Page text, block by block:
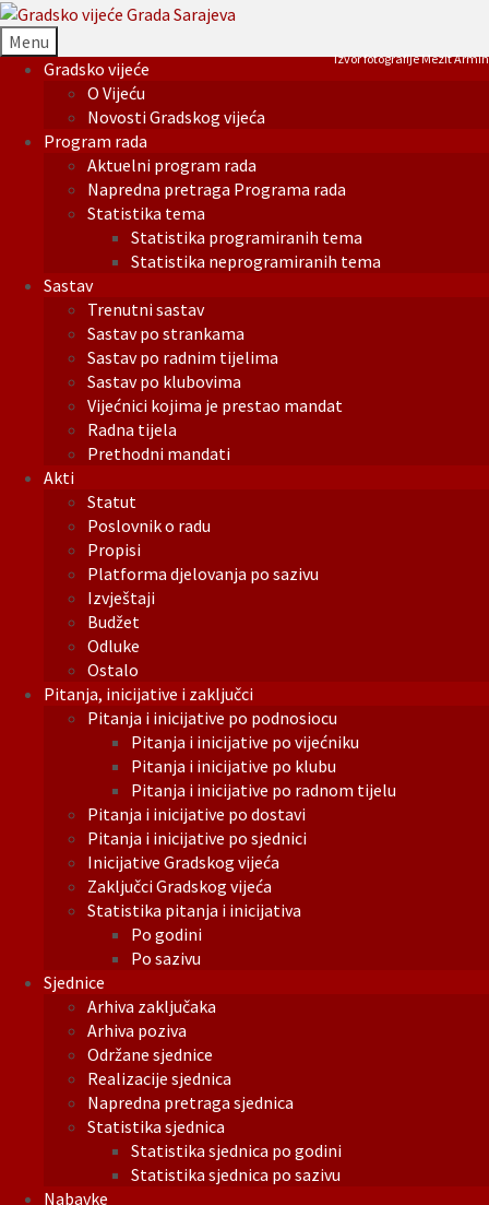
Menu
Gradsko vijeće
O Vijeću
Novosti Gradskog vijeća
Program rada
Aktuelni program rada
Napredna pretraga Programa rada
Statistika tema
Statistika programiranih tema
Statistika neprogramiranih tema
Sastav
Trenutni sastav
Sastav po strankama
Sastav po radnim tijelima
Sastav po klubovima
Vijećnici kojima je prestao mandat
Radna tijela
Prethodni mandati
Akti
Statut
Poslovnik o radu
Propisi
Platforma djelovanja po sazivu
Izvještaji
Budžet
Odluke
Ostalo
Pitanja, inicijative i zaključci
Pitanja i inicijative po podnosiocu
Pitanja i inicijative po vijećniku
Pitanja i inicijative po klubu
Pitanja i inicijative po radnom tijelu
Pitanja i inicijative po dostavi
Pitanja i inicijative po sjednici
Inicijative Gradskog vijeća
Zaključci Gradskog vijeća
Statistika pitanja i inicijativa
Po godini
Po sazivu
Sjednice
Arhiva zaključaka
Arhiva poziva
Održane sjednice
Realizacije sjednica
Napredna pretraga sjednica
Statistika sjednica
Statistika sjednica po godini
Statistika sjednica po sazivu
Nabavke
Izvor fotografije Mezit Armin